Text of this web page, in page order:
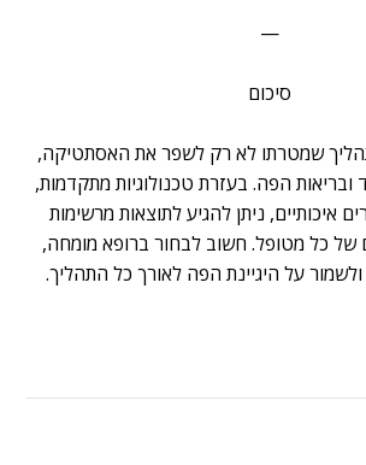
—
סיכום
תהליך שמטרתו לא רק לשפר את האסתטיקה,
הפה. בעזרת טכנולוגיות מתקדמות,
איכותיים, ניתן להגיע לתוצאות מרשימות
של כל מטופל. חשוב לבחור ברופא מומחה,
על היגיינת הפה לאורך כל התהליך.